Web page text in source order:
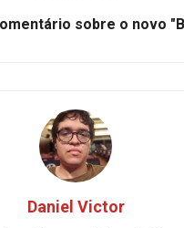
sobre o novo
Daniel Victor